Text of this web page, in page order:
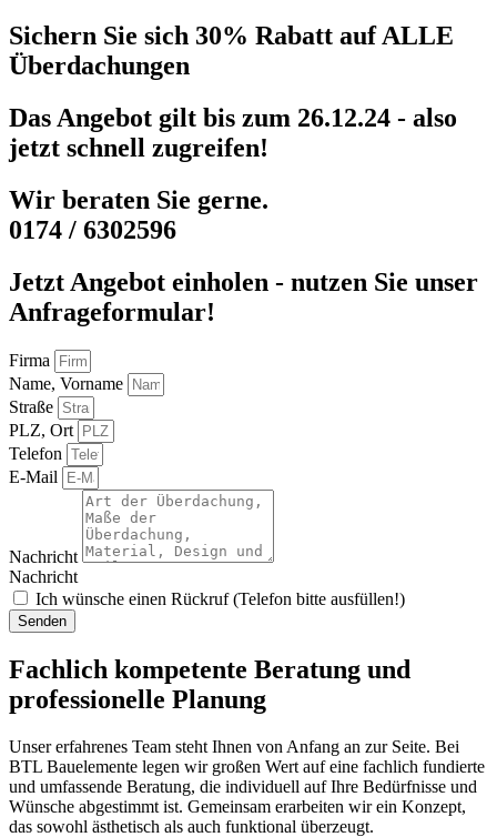
Sichern Sie sich 30% Rabatt auf ALLE
Überdachungen
Das Angebot gilt bis zum 26.12.24 - also
jetzt schnell zugreifen!
Wir beraten Sie gerne.
0174 / 6302596
Jetzt Angebot einholen - nutzen Sie unser
Anfrageformular!
Firma
Name, Vorname
Straße
PLZ, Ort
Telefon
E-Mail
Nachricht
Nachricht
Ich wünsche einen Rückruf (Telefon bitte ausfüllen!)
Senden
Fachlich kompetente Beratung und
professionelle Planung
Unser erfahrenes Team steht Ihnen von Anfang an zur Seite. Bei
BTL Bauelemente legen wir großen Wert auf eine fachlich fundierte
und umfassende Beratung, die individuell auf Ihre Bedürfnisse und
Wünsche abgestimmt ist. Gemeinsam erarbeiten wir ein Konzept,
das sowohl ästhetisch als auch funktional überzeugt.